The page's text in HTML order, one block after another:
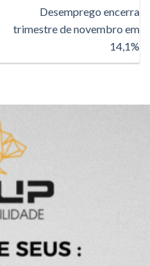
Desemprego encerra
trimestre de novembro em
14,1%